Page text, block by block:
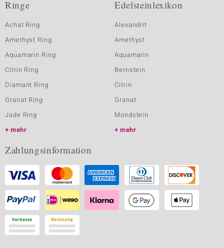
Ringe
Achat Ring
Amethyst Ring
Aquamarin Ring
Citrin Ring
Diamant Ring
Granat Ring
Jade Ring
mehr
Edelsteinlexikon
Alexandrit
Amethyst
Aquamarin
Bernstein
Citrin
Granat
Mondstein
mehr
Zahlungsinformation